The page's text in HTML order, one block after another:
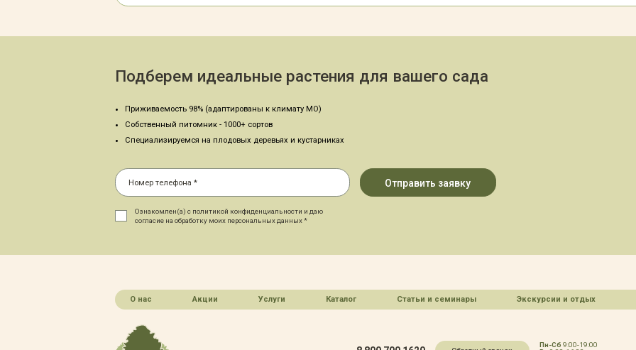
Подберем идеальные растения для вашего сада
Приживаемость 98% (адаптированы к климату МО)
Собственный питомник - 1000+ сортов
Специализируемся на плодовых деревьях и кустарниках
Ознакомлен(а) с политикой конфиденциальности и даю
согласие на обработку моих персональных данных *
О нас Акции Услуги Каталог Статьи и семинары Экскурсии и отдых
Пн-Сб 9:00-19:00